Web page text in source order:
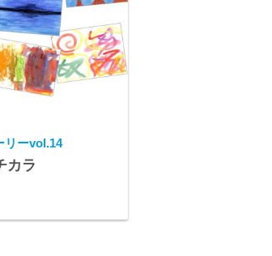
リーvol.14
カラ